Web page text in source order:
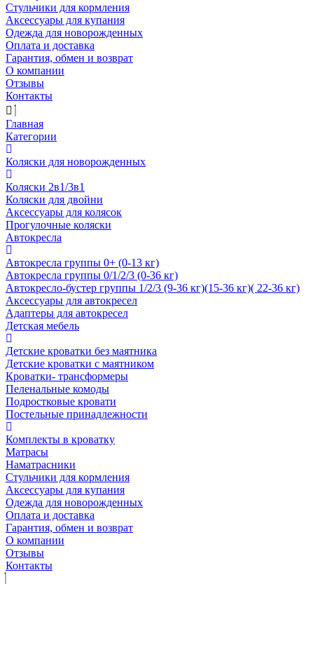
Стульчики для кормления
Аксессуары для купания
Одежда для новорожденных
Оплата и доставка
Гарантия, обмен и возврат
О компании
Отзывы
Контакты
Главная
Категории
Коляски для новорожденных
Коляски 2в1/3в1
Коляски для двойни
Аксессуары для колясок
Прогулочные коляски
Автокресла
Автокресла группы 0+ (0-13 кг)
Автокресла группы 0/1/2/3 (0-36 кг)
Автокресло-бустер группы 1/2/3 (9-36 кг)(15-36 кг)( 22-36 кг)
Аксессуары для автокресел
Адаптеры для автокресел
Детская мебель
Детские кроватки без маятника
Детские кроватки с маятником
Кроватки- трансформеры
Пеленальные комоды
Подростковые кровати
Постельные принадлежности
Комплекты в кроватку
Матрасы
Наматрасники
Стульчики для кормления
Аксессуары для купания
Одежда для новорожденных
Оплата и доставка
Гарантия, обмен и возврат
О компании
Отзывы
Контакты